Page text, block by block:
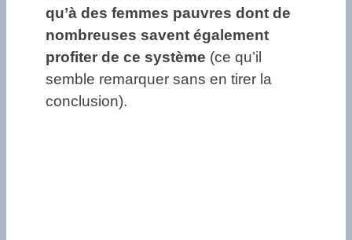
qu’à des femmes pauvres dont de
nombreuses savent également
profiter de ce système (ce qu’il
semble remarquer sans en tirer la
conclusion).